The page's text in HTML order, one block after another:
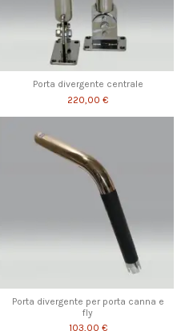
Porta divergente centrale
220,00 €
Porta divergente per porta canna e
fly
103,00 €